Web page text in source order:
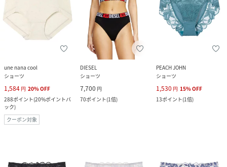
une nana cool
ショーツ
1,584 円 20%OFF
288ポイント(20%ポイントバ
ック)
クーポン対象
DIESEL
ショーツ
7,700 円
70ポイント(1倍)
PEACH JOHN
ショーツ
1,530 円 15%OFF
13ポイント(1倍)